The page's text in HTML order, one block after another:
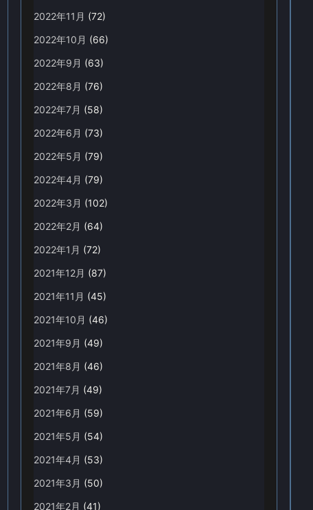
2022年11月 (72)
2022年10月 (66)
2022年9月 (63)
2022年8月 (76)
2022年7月 (58)
2022年6月 (73)
2022年5月 (79)
2022年4月 (79)
2022年3月 (102)
2022年2月 (64)
2022年1月 (72)
2021年12月 (87)
2021年11月 (45)
2021年10月 (46)
2021年9月 (49)
2021年8月 (46)
2021年7月 (49)
2021年6月 (59)
2021年5月 (54)
2021年4月 (53)
2021年3月 (50)
2021年2月 (41)